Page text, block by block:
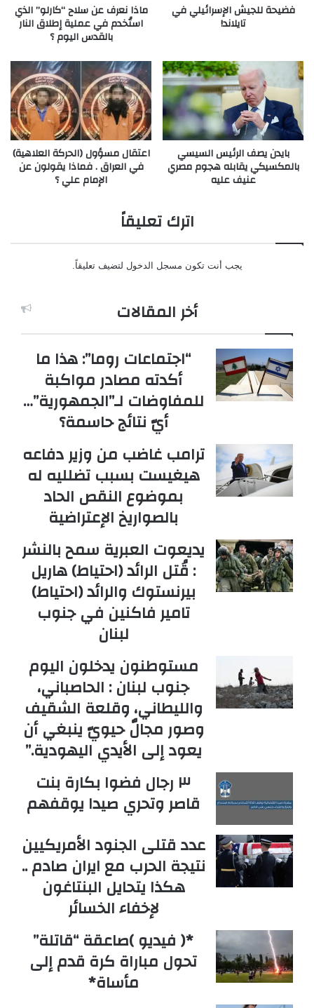
فضيحة للجيش الإسرائيلي في
تايلاند!
ماذا نعرف عن سلاح “كارلو” الذي
استُخدم في عملية إطلاق النار
بالقدس اليوم ؟
بايدن يصف الرئيس السيسي
بالمكسيكي يقابله هجوم مصري
عنيف عليه
اعتقال مسؤول (الحركة العلاهية)
في العراق . فماذا يقولون عن
الإمام علي ؟
اترك تعليقاً
يجب أنت تكون مسجل الدخول لتضيف تعليقاً.
أخر المقالات
“اجتماعات روما”: هذا ما
أكدته مصادر مواكبة
للمفاوضات لـ”الجمهورية”…
أيّ نتائج حاسمة؟
ترامب غاضب من وزير دفاعه
هيغيست بسبب تضلليه له
بموضوع النقص الحاد
بالصواريخ الإعتراضية
يديعوت العبرية سمح بالنشر
: قُتل الرائد (احتياط) هاريل
بيرنستوك والرائد (احتياط)
تامير فاكنين في جنوب
لبنان
مستوطنون يدخلون اليوم
جنوب لبنان : الحاصباني،
والليطاني، وقلعة الشقيف
وصور مجالٌ حيويّ ينبغي أن
يعود إلى الأيدي اليهودية.”
٣ رجال فضوا بكارة بنت
قاصر وتحري صيدا يوقفهم
عدد قتلى الجنود الأمريكيين
نتيجة الحرب مع ايران صادم ..
هكذا يتحايل البنتاغون
لإخفاء الخسائر
*( فيديو )صاعقة “قاتلة”
تحول مباراة كرة قدم إلى
مأساة*